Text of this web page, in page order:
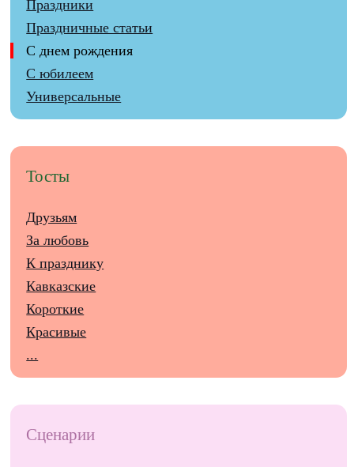
Праздники
Праздничные статьи
С днем рождения
С юбилеем
Универсальные
Тосты
Друзьям
За любовь
К празднику
Кавказские
Короткие
Красивые
...
Сценарии